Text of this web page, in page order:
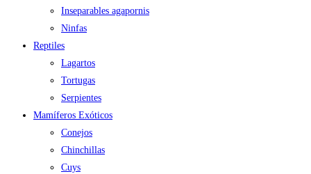
Inseparables agapornis
Ninfas
Reptiles
Lagartos
Tortugas
Serpientes
Mamíferos Exóticos
Conejos
Chinchillas
Cuys